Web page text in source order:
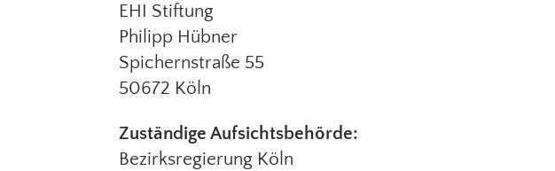
EHI Stiftung
Philipp Hübner
Spichernstraße 55
50672 Köln
Zuständige Aufsichtsbehörde:
Bezirksregierung Köln